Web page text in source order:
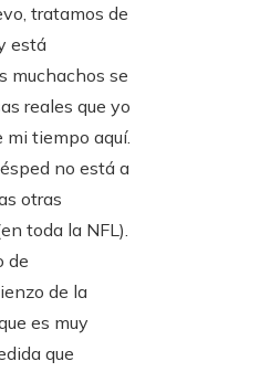
tratamos de
está
muchachos se
reales que yo
mi tiempo aquí.
no está a
otras
toda la NFL).
de
de la
es muy
que